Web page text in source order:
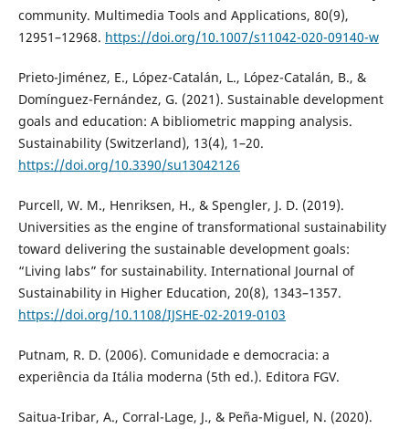
community. Multimedia Tools and Applications, 80(9),
12951–12968. https://doi.org/10.1007/s11042-020-09140-w
Prieto-Jiménez, E., López-Catalán, L., López-Catalán, B., &
Domínguez-Fernández, G. (2021). Sustainable development
goals and education: A bibliometric mapping analysis.
Sustainability (Switzerland), 13(4), 1–20.
https://doi.org/10.3390/su13042126
Purcell, W. M., Henriksen, H., & Spengler, J. D. (2019).
Universities as the engine of transformational sustainability
toward delivering the sustainable development goals:
“Living labs” for sustainability. International Journal of
Sustainability in Higher Education, 20(8), 1343–1357.
https://doi.org/10.1108/IJSHE-02-2019-0103
Putnam, R. D. (2006). Comunidade e democracia: a
experiência da Itália moderna (5th ed.). Editora FGV.
Saitua-Iribar, A., Corral-Lage, J., & Peña-Miguel, N. (2020).